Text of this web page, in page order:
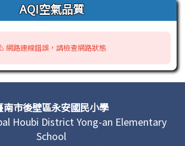
AQI空氣品質
網路連線錯誤，請檢查網路狀態
南市後壁區永安國民小學
Houbi District Yong-an Elementary
School